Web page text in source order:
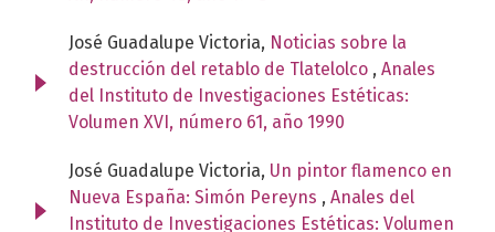
José Guadalupe Victoria, Noticias sobre la
destrucción del retablo de Tlatelolco , Anales
del Instituto de Investigaciones Estéticas:
Volumen XVI, número 61, año 1990
José Guadalupe Victoria, Un pintor flamenco en
Nueva España: Simón Pereyns , Anales del
Instituto de Investigaciones Estéticas: Volumen